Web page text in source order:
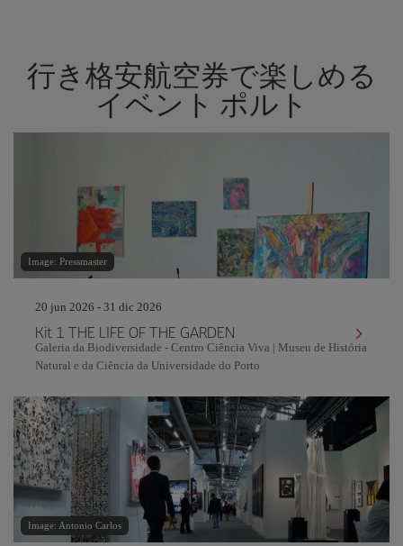
行き格安航空券で楽しめる
イベント ポルト
Image: Pressmaster
20 jun 2026 - 31 dic 2026
Kit 1 THE LIFE OF THE GARDEN
Galeria da Biodiversidade - Centro Ciência Viva | Museu de História
Natural e da Ciência da Universidade do Porto
Image: Antonio Carlos